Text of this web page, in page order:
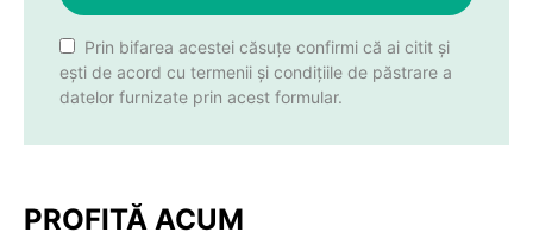
Prin bifarea acestei căsuțe confirmi că ai citit și
ești de acord cu termenii și condițiile de păstrare a
datelor furnizate prin acest formular.
PROFITĂ ACUM